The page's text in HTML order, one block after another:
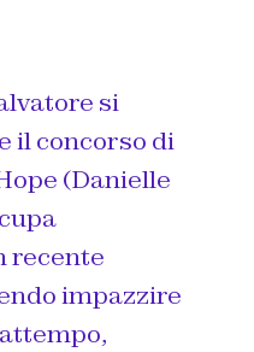
si
il concorso di
(Danielle
recente
impazzire